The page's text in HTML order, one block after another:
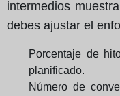
intermedios
debes ajustar el
Porcentaje de
planificado.
Número de